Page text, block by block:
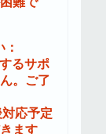
るサポ
。ご了
応予定
ます